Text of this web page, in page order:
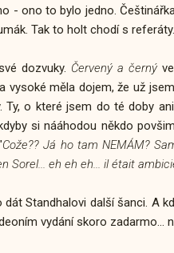
- ono to bylo jedno.
Tak to holt chodí s
dozvuky. Červený a černýve
vysoké měla dojem, že už
o které jsem do té doby
si nááhodou někdo
Cože?? Já ho tam NEMÁM?
Sorel... eh eh eh... il était
dát Standhalovi další šanci. A
vydání skoro zadarmo...